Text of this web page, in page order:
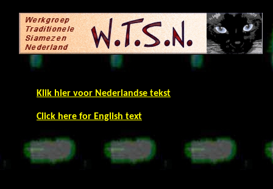
Klik hier voor Nederlandse tekst
Click here for English text